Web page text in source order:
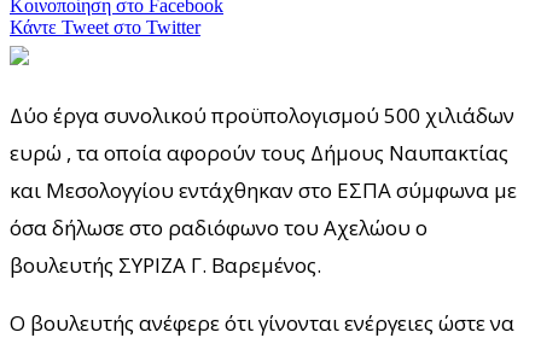
Κοινοποίηση στο Facebook
Κάντε Tweet στο Twitter
Δύο έργα συνολικού προϋπολογισμού 500 χιλιάδων
ευρώ , τα οποία αφορούν τους Δήμους Ναυπακτίας
και Μεσολογγίου εντάχθηκαν στο ΕΣΠΑ σύμφωνα με
όσα δήλωσε στο ραδιόφωνο του Αχελώου ο
βουλευτής ΣΥΡΙΖΑ Γ. Βαρεμένος.
Ο βουλευτής ανέφερε ότι γίνονται ενέργειες ώστε να